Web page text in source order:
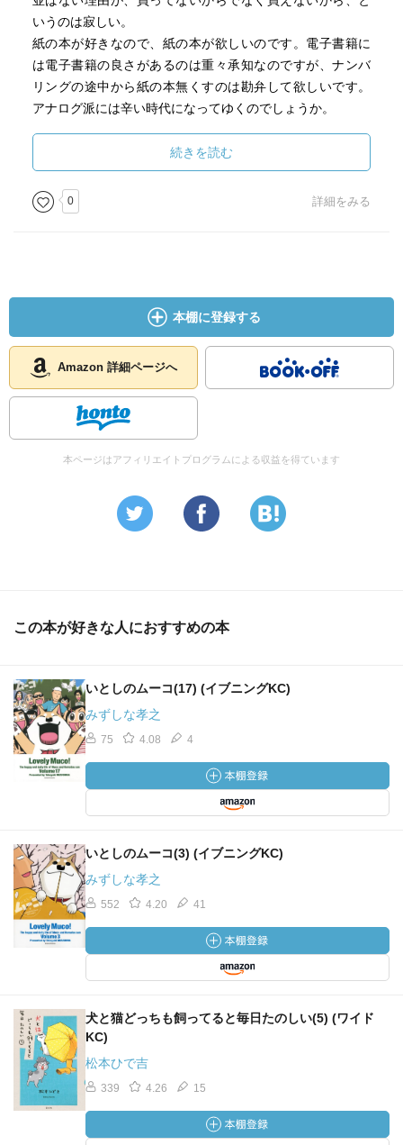
いうのは寂しい。
紙の本が好きなので、紙の本が欲しいのです。電子書籍に
は電子書籍の良さがあるのは重々承知なのですが、ナンバ
リングの途中から紙の本無くすのは勘弁して欲しいです。
アナログ派には辛い時代になってゆくのでしょうか。
置き場所に困るというのは確かにあるけど、それぐらいだ
し個人的には。
置き場所なんて、買ってから考えればいいんですし。
続きを読む
0 詳細をみる
本棚に登録する
Amazon 詳細ページへ
本ページはアフィリエイトプログラムによる収益を得ています
この本が好きな人におすすめの本
いとしのムーコ(17) (イブニングKC)
みずしな孝之
75 4.08 4
いとしのムーコ(3) (イブニングKC)
みずしな孝之
552 4.20 41
犬と猫どっちも飼ってると毎日たのしい(5) (ワイド
KC)
松本ひで吉
339 4.26 15